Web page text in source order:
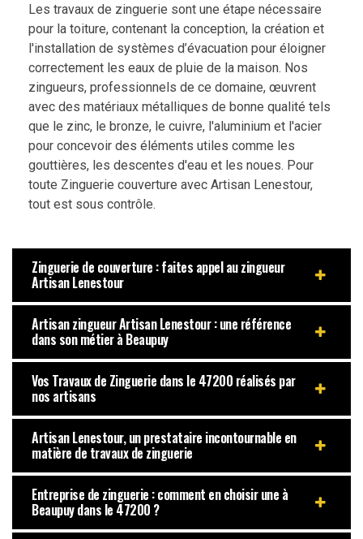
Les travaux de zinguerie sont une étape nécessaire
pour la toiture, contenant la conception, la création et
l'installation de systèmes d’évacuation pour éloigner
correctement les eaux de pluie de la maison. Nos
zingueurs, professionnels de ce domaine, œuvrent
avec des matériaux métalliques de bonne qualité tels
que le zinc, le bronze, le cuivre, l'aluminium et l'acier
pour concevoir des éléments utiles comme les
gouttières, les descentes d'eau et les noues. Pour
toute Zinguerie couverture avec Artisan Lenestour,
tout est sous contrôle.
Zinguerie de couverture : faites appel au zingueur
Artisan Lenestour
Artisan zingueur Artisan Lenestour : une référence
dans son métier à Beaupuy
Vos Travaux de Zinguerie dans le 47200 réalisés par
nos artisans
Artisan Lenestour, un prestataire incontournable en
matière de travaux de zinguerie
Entreprise de zinguerie : comment en choisir une à
Beaupuy dans le 47200 ?